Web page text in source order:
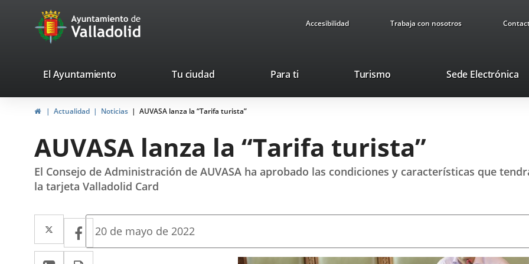
Portal
Web
Ayuntamiento
de
Accesibilidad Trabaja con nosotros
valladolid.es
El Ayuntamiento Tu ciudad Para ti TurismoEste
se
una
ventana
Sede Electrónica
InicioActualidad Noticias AUVASA lanza la “Tarifa turista”
AUVASA lanza la “Tarifa turista”
El Consejo de Administración de AUVASA ha aprobado las condiciones y características que
la tarjeta Valladolid Card
Twitter
Enlace
a
Facebook
Enlace
a
Fecha
la
20 de mayo de 2022